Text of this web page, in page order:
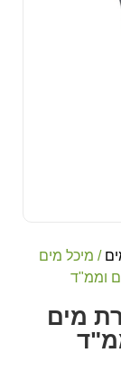
/ מיכל מים
וממ"ד
מים